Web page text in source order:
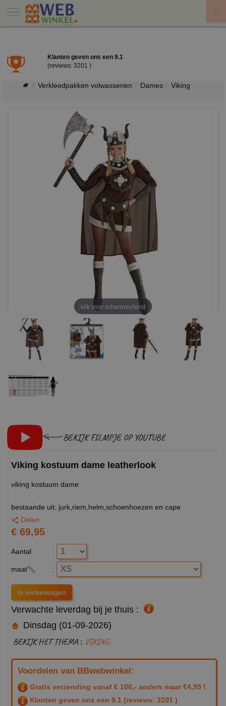
Klanten geven ons een 9.1
(reviews: 3201 )
Verkleedpakken volwassenen Dames Viking
klik voor schermvullend
BEKIJK FILMPJE OP YOUTUBE
Viking kostuum dame leatherlook
viking kostuum dame
bestaande uit: jurk,riem,helm,schoenhoezen en cape
Delen
€ 69,95
Aantal :
maat :
Verwachte leverdag bij je thuis :
Dinsdag (01-09-2026)
BEKIJK HET THEMA : VIKING
Voordelen van BBwebwinkel:
Gratis verzending vanaf € 100,- anders maar €4,95 !
Klanten geven ons een 9.1 (reviews: 3201 )